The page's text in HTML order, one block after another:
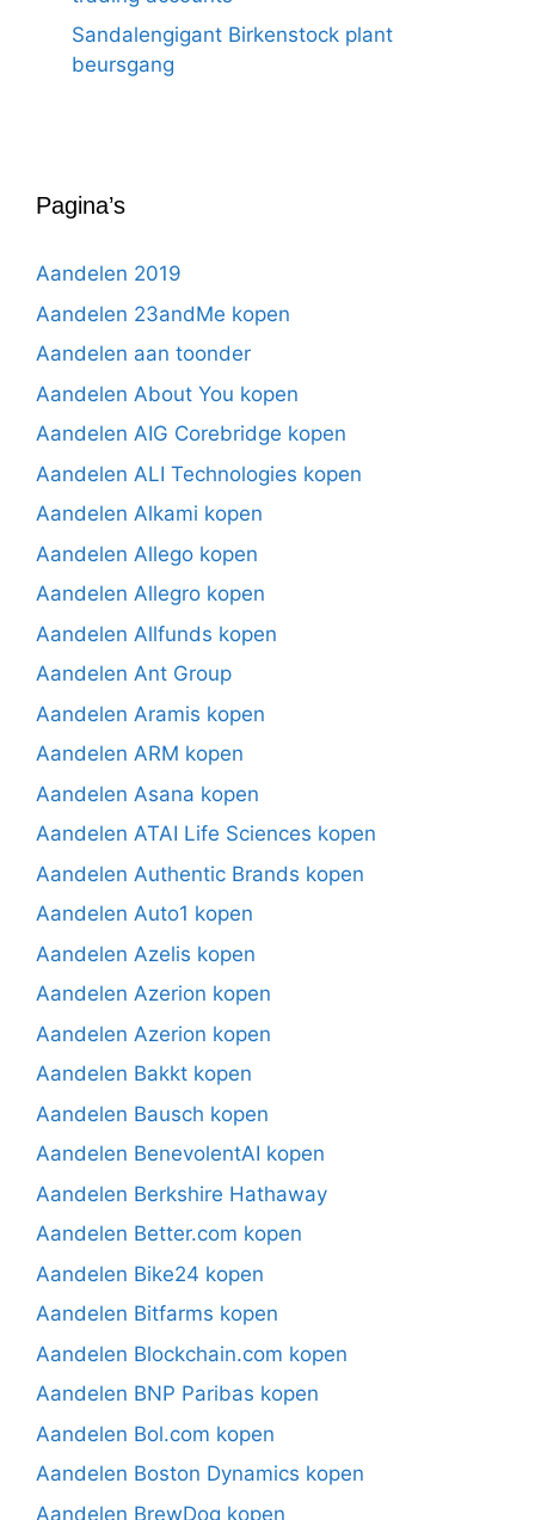
Sandalengigant Birkenstock plant
beursgang
Pagina’s
Aandelen 2019
Aandelen 23andMe kopen
Aandelen aan toonder
Aandelen About You kopen
Aandelen AIG Corebridge kopen
Aandelen ALI Technologies kopen
Aandelen Alkami kopen
Aandelen Allego kopen
Aandelen Allegro kopen
Aandelen Allfunds kopen
Aandelen Ant Group
Aandelen Aramis kopen
Aandelen ARM kopen
Aandelen Asana kopen
Aandelen ATAI Life Sciences kopen
Aandelen Authentic Brands kopen
Aandelen Auto1 kopen
Aandelen Azelis kopen
Aandelen Azerion kopen
Aandelen Azerion kopen
Aandelen Bakkt kopen
Aandelen Bausch kopen
Aandelen BenevolentAI kopen
Aandelen Berkshire Hathaway
Aandelen Better.com kopen
Aandelen Bike24 kopen
Aandelen Bitfarms kopen
Aandelen Blockchain.com kopen
Aandelen BNP Paribas kopen
Aandelen Bol.com kopen
Aandelen Boston Dynamics kopen
Aandelen BrewDog kopen